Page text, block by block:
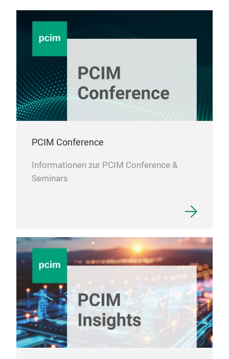
PCIM Conference
Informationen zur PCIM Conference &
Seminars